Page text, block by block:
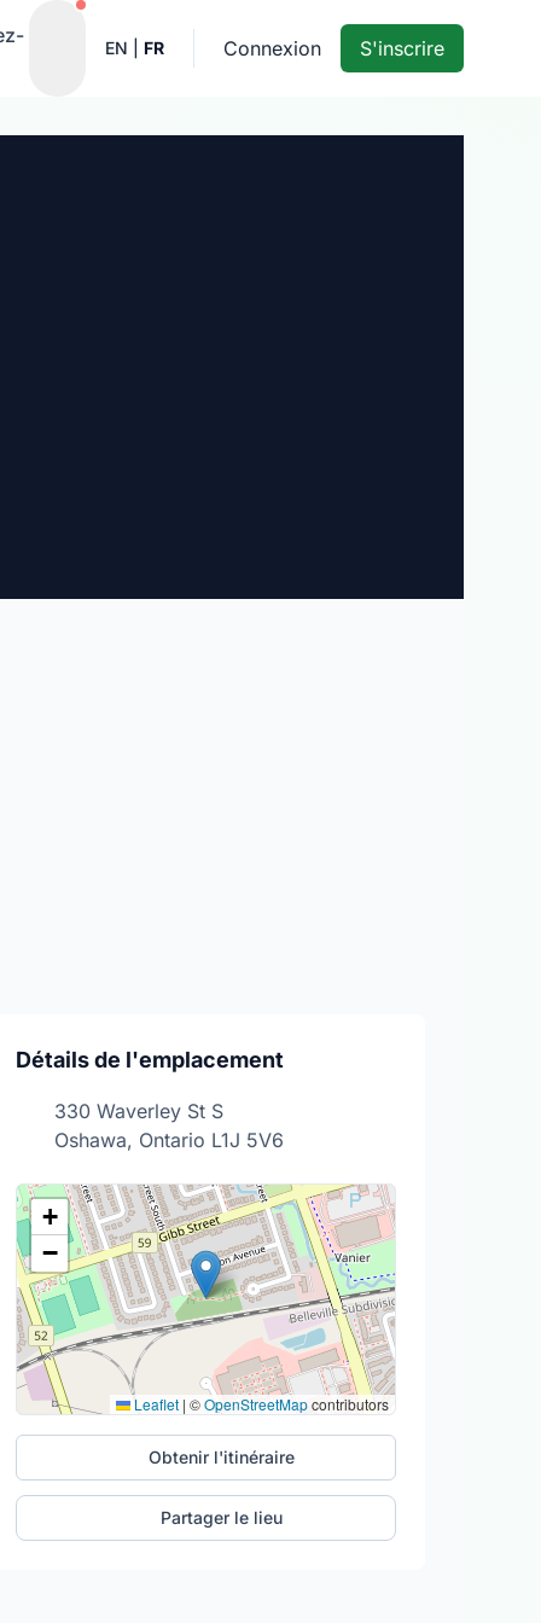
Notifications actives
EN FR Connexion S'inscrire
Détails de l'emplacement
330 Waverley St S
Oshawa, Ontario L1J 5V6
+
−
Leaflet | ©OpenStreetMapcontributors
Obtenir l'itinéraire
Partager le lieu